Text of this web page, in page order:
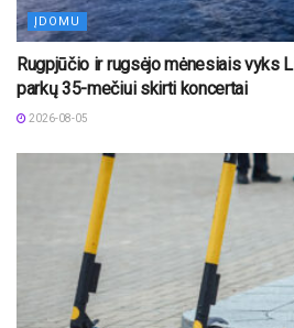
ĮDOMU
Rugpjūčio ir rugsėjo mėnesiais vyks
parkų 35-mečiui skirti koncertai
2026-08-05